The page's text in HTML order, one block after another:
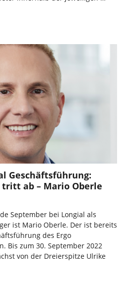
Geschäftsführung:
ab – Mario Oberle
September bei Longial als
ist Mario Oberle. Der ist bereits
des Ergo
Bis zum 30. September 2022
von der Dreierspitze Ulrike